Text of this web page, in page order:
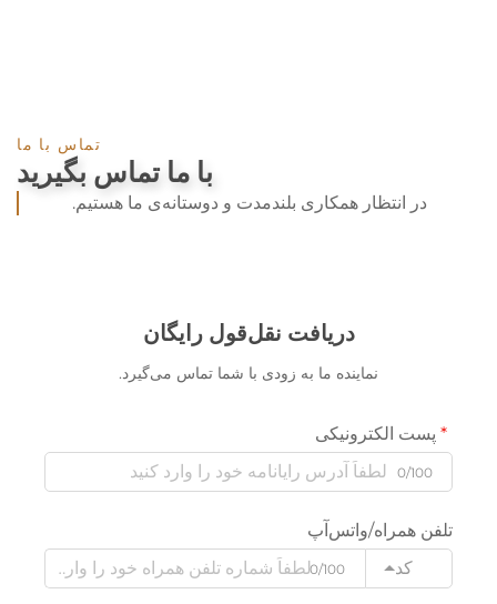
تماس با ما
با ما تماس بگیرید
در انتظار همکاری بلندمدت و دوستانه‌ی ما هستیم.
دریافت نقل‌قول رایگان
نماینده ما به زودی با شما تماس می‌گیرد.
پست الکترونیکی
0/100
تلفن همراه/واتس‌آپ
کد
0/100